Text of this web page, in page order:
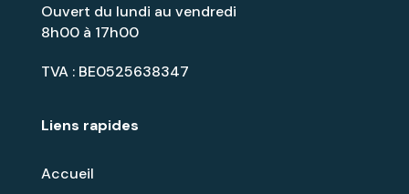
Liens rapides
Accueil
Ouvert du lundi au vendredi
8h00 à 17h00
TVA : BE0525638347